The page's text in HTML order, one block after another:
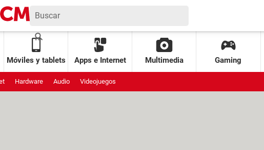
Móviles y tablets Apps e Internet Multimedia Gaming
Hardware Audio Videojuegos